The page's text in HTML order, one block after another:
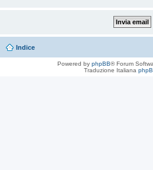
Indice
Powered by phpBB® Forum
Traduzione Italiana